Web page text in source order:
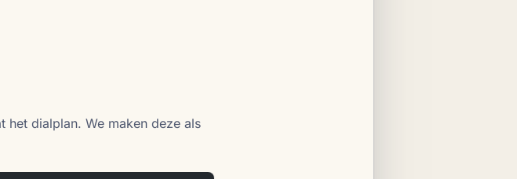
het dialplan. We maken deze als